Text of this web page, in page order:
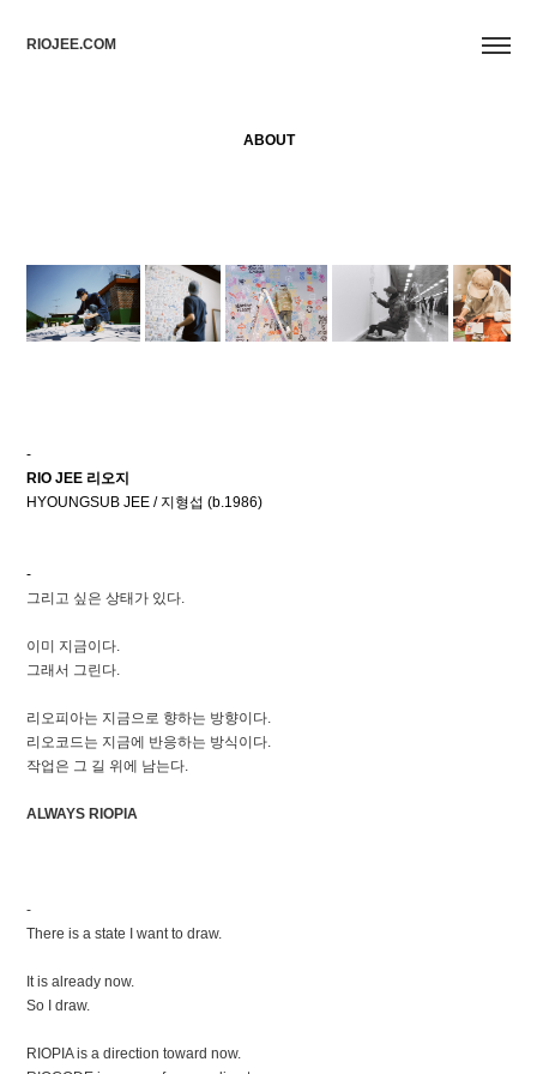
RIOJEE.COM
ABOUT
-
RIO JEE 리오지
HYOUNGSUB JEE / 지형섭 (b.1986)
-
그리고 싶은 상태가 있다.
이미 지금이다.
그래서 그린다.
리오피아는 지금으로 향하는 방향이다.
리오코드는 지금에 반응하는 방식이다.
작업은 그 길 위에 남는다.
ALWAYS RIOPIA
-
There is a state I want to draw.
It is already now.
So I draw.
RIOPIA is a direction toward now.